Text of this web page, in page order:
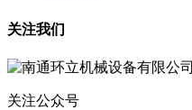
关注我们
关注公众号